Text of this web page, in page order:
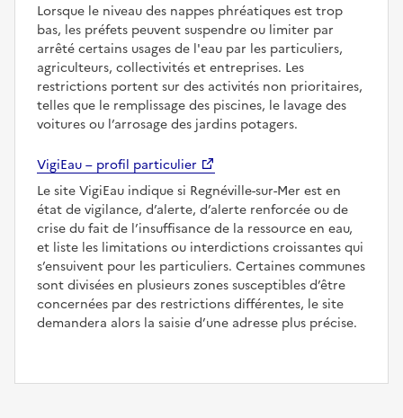
Lorsque le niveau des nappes phréatiques est trop
bas, les préfets peuvent suspendre ou limiter par
arrêté certains usages de l'eau par les particuliers,
agriculteurs, collectivités et entreprises. Les
restrictions portent sur des activités non prioritaires,
telles que le remplissage des piscines, le lavage des
voitures ou l’arrosage des jardins potagers.
VigiEau – profil particulier
Le site VigiEau indique si Regnéville-sur-Mer est en
état de vigilance, d’alerte, d’alerte renforcée ou de
crise du fait de l’insuffisance de la ressource en eau,
et liste les limitations ou interdictions croissantes qui
s’ensuivent pour les particuliers. Certaines communes
sont divisées en plusieurs zones susceptibles d’être
concernées par des restrictions différentes, le site
demandera alors la saisie d’une adresse plus précise.